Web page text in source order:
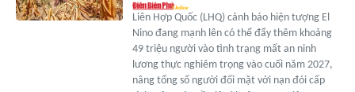
Liên Hợp Quốc (LHQ) cảnh báo hiện tượng El
Nino đang mạnh lên có thể đẩy thêm khoảng
49 triệu người vào tình trạng mất an ninh
lương thực nghiêm trọng vào cuối năm 2027,
nâng tổng số người đối mặt với nạn đói cấp